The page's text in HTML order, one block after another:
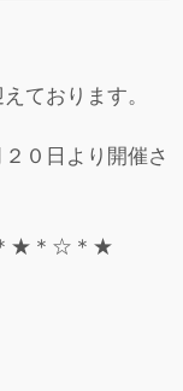
ております。
０日より開催さ
★＊☆＊★